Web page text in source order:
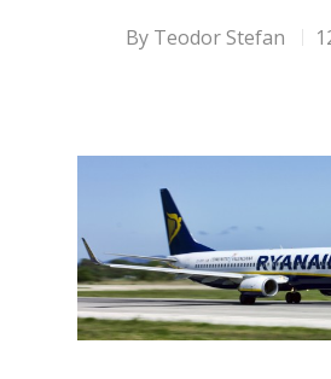
By Teodor Stefan